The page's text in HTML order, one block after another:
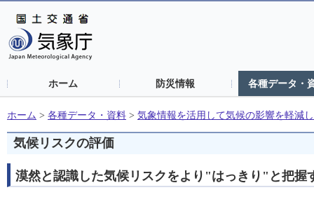
ホーム 防災情報 各種データ・
ホーム > 各種データ・資料 > 気象情報を活用して気候の影響を軽減
気候リスクの評価
漠然と認識した気候リスクをより"はっきり"と把握